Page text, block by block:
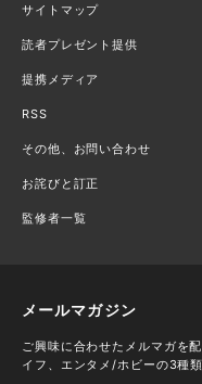
サイトマップ
読者プレゼント提供
提携メディア
RSS
その他、お問い合わせ
お詫びと訂正
監修者一覧
メールマガジン
ご興味に合わせたメルマガを
イフ、エンタメ/ホビーの3種類